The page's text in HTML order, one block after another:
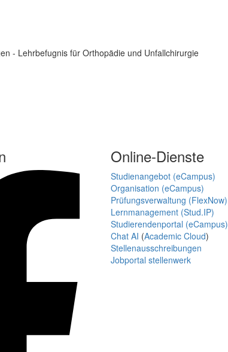
- Lehrbefugnis für Orthopädie und Unfallchirurgie
Online-Dienste
Studienangebot (eCampus)
Organisation (eCampus)
Prüfungsverwaltung (FlexNow)
Lernmanagement (Stud.IP)
Studierendenportal (eCampus)
Chat AI (Academic Cloud)
Stellenausschreibungen
Jobportal stellenwerk